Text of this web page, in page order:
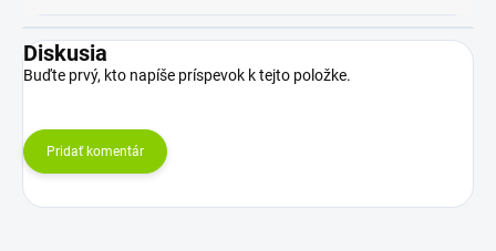
Diskusia
Buďte prvý, kto napíše príspevok k tejto položke.
Pridať komentár